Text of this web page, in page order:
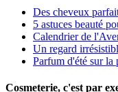
Des cheveux
5 astuces beauté
Calendrier de
Un regard
Parfum d'été sur la
Cosmeterie, c'est par